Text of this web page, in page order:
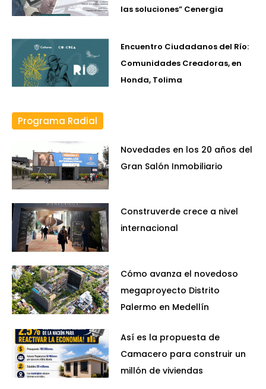
las soluciones” Cenergia
Encuentro Ciudadanos del Río:
Comunidades Creadoras, en
Honda, Tolima
Programa Radial
Novedades en los 20 años del
Gran Salón Inmobiliario
Construverde crece a nivel
internacional
Cómo avanza el novedoso
megaproyecto Distrito
Palermo en Medellín
Así es la propuesta de
Camacero para construir un
millón de viviendas